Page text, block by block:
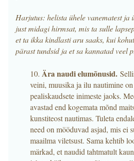
Harjutus: helista ühele vanematest ja
just midagi hirmsat, mis ta sulle
et ta ikka kindlasti aru saaks, kui
pärast tundsid ja et sa kannatad veel
10. Ära naudi elumõnusid.
veini, muusika ja ilu nautimine
pealiskaudsete inimeste jaoks.
avastad end kogemata mõnd
kunstiteost nautimas. Tuleta
need on mööduvad asjad, mis ei
maailma viletsust. Sama kehtib
märkad, et naudid tahtmatult